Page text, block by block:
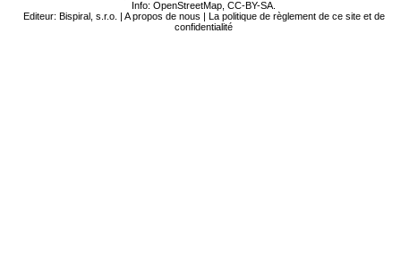
Info:OpenStreetMap ,CC-BY-SA
Editeur: Bispiral, s.r.o. | A propos de nous | La politique de règlement de ce site et de
confidentialité